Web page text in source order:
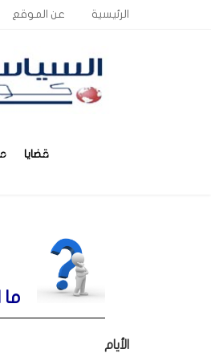
الرئيسية عن الموقع
قضايا
الأيام